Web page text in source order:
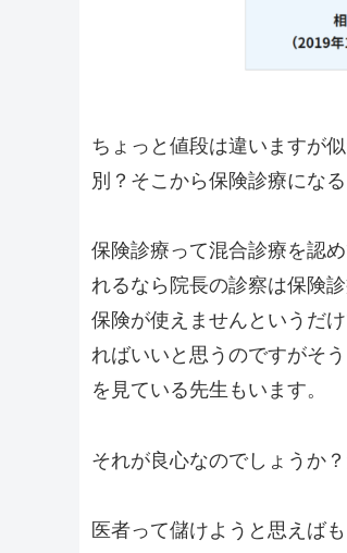
ちょっと値段は違いますが
別？そこから保険診療になる
保険診療って混合診療を認
れるなら院長の診察は保険
保険が使えませんというだ
ればいいと思うのですがそ
を見ている先生もいます。
それが良心なのでしょうか
医者って儲けようと思えば